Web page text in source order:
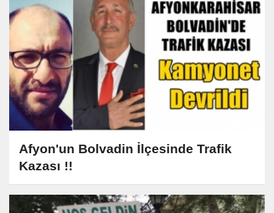
Afyon'un Bolvadin İlçesinde Trafik
Kazası !!